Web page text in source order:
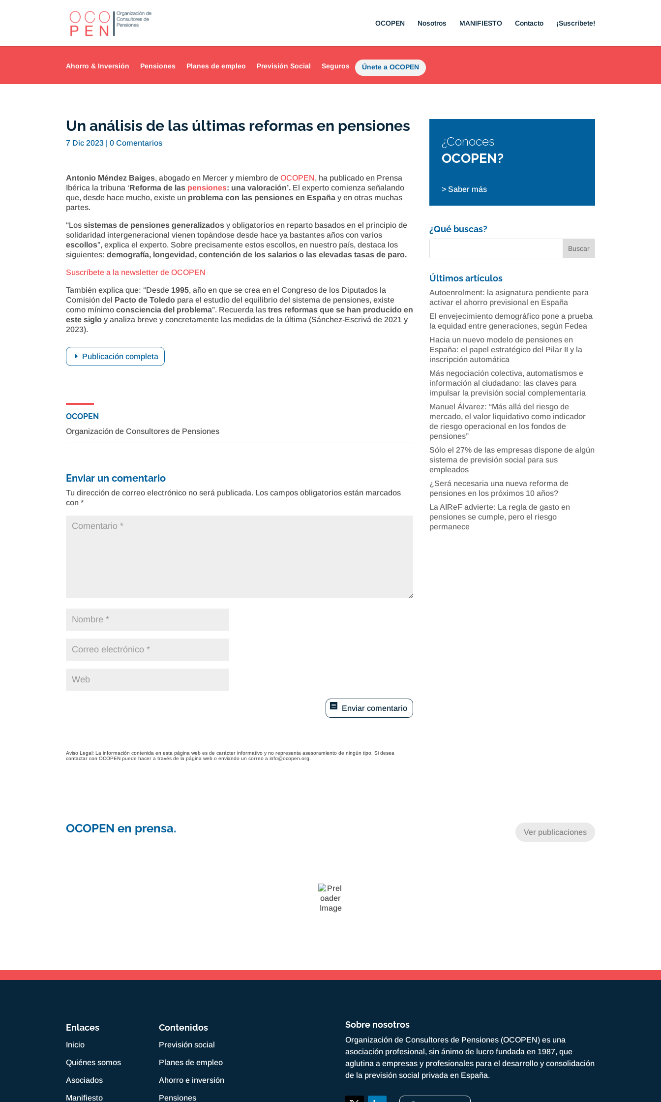
OCOPEN Nosotros MANIFIESTO Contacto ¡Suscríbete!
Ahorro & Inversión Pensiones Planes de empleo Previsión Social Seguros Únete a OCOPEN
Un análisis de las últimas reformas en pensiones
7 Dic 2023 |0 Comentarios
Antonio Méndez Baiges, abogado en Mercer y miembro deOCOPEN, ha publicado en Prensa
Ibérica la tribuna ‘Reforma de las pensiones: una valoración’. El experto comienza señalando
que, desde hace mucho, existe un problema con las pensiones en España y en otras muchas
partes.
“Lossistemas de pensiones generalizados y obligatorios en reparto basados en el principio de
solidaridad intergeneracional vienen topándose desde hace ya bastantes años con varios
escollos”, explica el experto. Sobre precisamente estos escollos, en nuestro país, destaca los
siguientes:demografía, longevidad, contención de los salarios o las elevadas tasas de paro.
Suscríbete a la newsletter de OCOPEN
También explica que: “Desde 1995, año en que se crea en el Congreso de los Diputados la
Comisión del Pacto de Toledo para el estudio del equilibrio del sistema de pensiones, existe
como mínimoconsciencia del problema”. Recuerda lastres reformas que se han producido en
este siglo y analiza breve y concretamente las medidas de la última (Sánchez-Escrivá de 2021 y
2023).
Publicación completa
OCOPEN
Organización de Consultores de Pensiones
Enviar un comentario
Tu dirección de correo electrónico no será publicada. Los campos obligatorios están marcados
con*
Enviar comentario
Aviso Legal: La información contenida en esta página web es de carácter informativo y no representa asesoramiento de ningún tipo. Si desea
contactar con OCOPEN puede hacer a través de la página web o enviando un correo a info@ocopen.org.
¿Conoces
OCOPEN?
> Saber más
¿Qué buscas?
Últimos artículos
Autoenrolment: la asignatura pendiente para
activar el ahorro previsional en España
El envejecimiento demográfico pone a prueba
la equidad entre generaciones, según Fedea
Hacia un nuevo modelo de pensiones en
España: el papel estratégico del Pilar II y la
inscripción automática
Más negociación colectiva, automatismos e
información al ciudadano: las claves para
impulsar la previsión social complementaria
Manuel Álvarez: “Más allá del riesgo de
mercado, el valor liquidativo como indicador
de riesgo operacional en los fondos de
pensiones”
Sólo el 27% de las empresas dispone de algún
sistema de previsión social para sus
empleados
¿Será necesaria una nueva reforma de
pensiones en los próximos 10 años?
La AIReF advierte: La regla de gasto en
pensiones se cumple, pero el riesgo
permanece
OCOPEN en prensa. Ver publicaciones
Enlaces
Inicio
Quiénes somos
Asociados
Manifiesto
Contenidos
Previsión social
Planes de empleo
Ahorro e inversión
Pensiones
Sobre nosotros
Organización de Consultores de Pensiones (OCOPEN) es una
asociación profesional, sin ánimo de lucro fundada en 1987, que
aglutina a empresas y profesionales para el desarrollo y consolidación
de la previsión social privada en España.